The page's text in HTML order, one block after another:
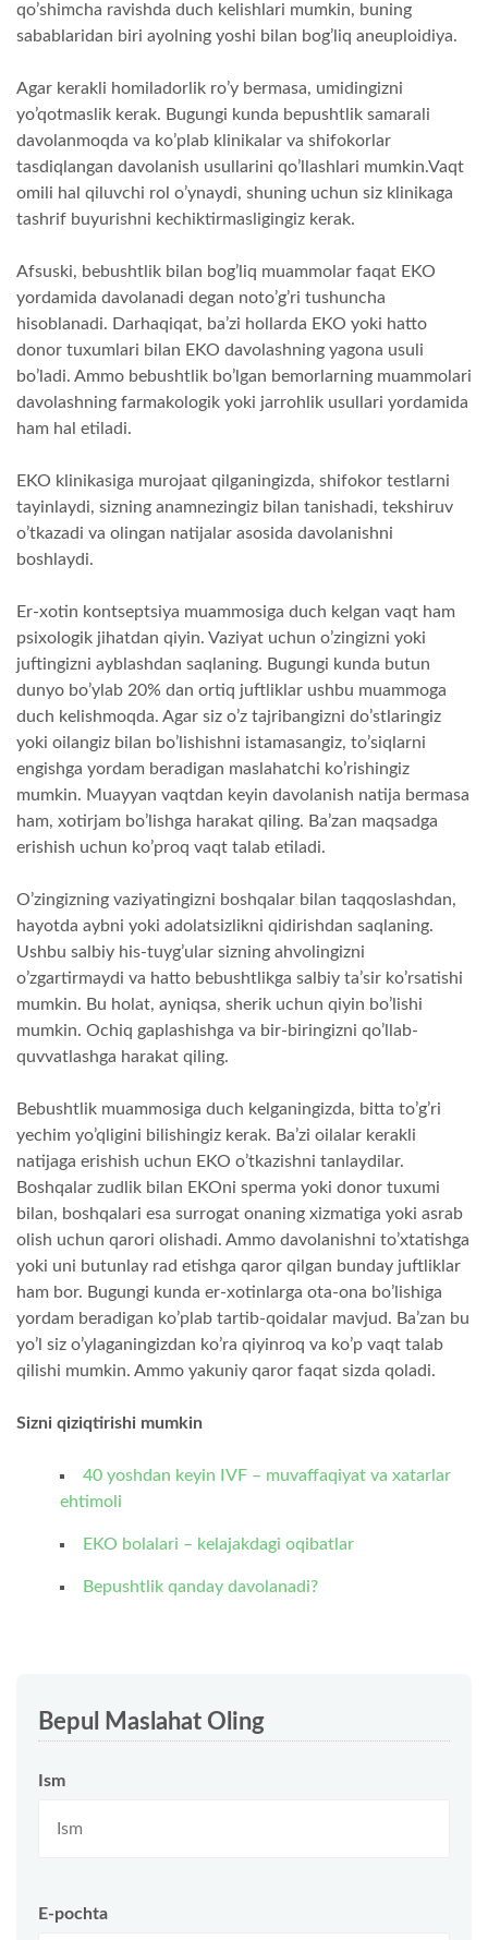
qo’shimcha ravishda duch kelishlari mumkin, buning
sabablaridan biri ayolning yoshi bilan bog’liq aneuploidiya.
Agar kerakli homiladorlik ro’y bermasa, umidingizni
yo’qotmaslik kerak. Bugungi kunda bepushtlik samarali
davolanmoqda va ko’plab klinikalar va shifokorlar
tasdiqlangan davolanish usullarini qo’llashlari mumkin.Vaqt
omili hal qiluvchi rol o’ynaydi, shuning uchun siz klinikaga
tashrif buyurishni kechiktirmasligingiz kerak.
Afsuski, bebushtlik bilan bog’liq muammolar faqat EKO
yordamida davolanadi degan noto’g’ri tushuncha
hisoblanadi. Darhaqiqat, ba’zi hollarda EKO yoki hatto
donor tuxumlari bilan EKO davolashning yagona usuli
bo’ladi. Ammo bebushtlik bo’lgan bemorlarning muammolari
davolashning farmakologik yoki jarrohlik usullari yordamida
ham hal etiladi.
EKO klinikasiga murojaat qilganingizda, shifokor testlarni
tayinlaydi, sizning anamnezingiz bilan tanishadi, tekshiruv
o’tkazadi va olingan natijalar asosida davolanishni
boshlaydi.
Er-xotin kontseptsiya muammosiga duch kelgan vaqt ham
psixologik jihatdan qiyin. Vaziyat uchun o’zingizni yoki
juftingizni ayblashdan saqlaning. Bugungi kunda butun
dunyo bo’ylab 20% dan ortiq juftliklar ushbu muammoga
duch kelishmoqda. Agar siz o’z tajribangizni do’stlaringiz
yoki oilangiz bilan bo’lishishni istamasangiz, to’siqlarni
engishga yordam beradigan maslahatchi ko’rishingiz
mumkin. Muayyan vaqtdan keyin davolanish natija bermasa
ham, xotirjam bo’lishga harakat qiling. Ba’zan maqsadga
erishish uchun ko’proq vaqt talab etiladi.
O’zingizning vaziyatingizni boshqalar bilan taqqoslashdan,
hayotda aybni yoki adolatsizlikni qidirishdan saqlaning.
Ushbu salbiy his-tuyg’ular sizning ahvolingizni
o’zgartirmaydi va hatto bebushtlikga salbiy ta’sir ko’rsatishi
mumkin. Bu holat, ayniqsa, sherik uchun qiyin bo’lishi
mumkin. Ochiq gaplashishga va bir-biringizni qo’llab-
quvvatlashga harakat qiling.
Bebushtlik muammosiga duch kelganingizda, bitta to’g’ri
yechim yo’qligini bilishingiz kerak. Ba’zi oilalar kerakli
natijaga erishish uchun EKO o’tkazishni tanlaydilar.
Boshqalar zudlik bilan EKOni sperma yoki donor tuxumi
bilan, boshqalari esa surrogat onaning xizmatiga yoki asrab
olish uchun qarori olishadi. Ammo davolanishni to’xtatishga
yoki uni butunlay rad etishga qaror qilgan bunday juftliklar
ham bor. Bugungi kunda er-xotinlarga ota-ona bo’lishiga
yordam beradigan ko’plab tartib-qoidalar mavjud. Ba’zan bu
yo’l siz o’ylaganingizdan ko’ra qiyinroq va ko’p vaqt talab
qilishi mumkin. Ammo yakuniy qaror faqat sizda qoladi.
Sizni qiziqtirishi mumkin
40 yoshdan keyin IVF – muvaffaqiyat va xatarlar
ehtimoli
EKO bolalari – kelajakdagi oqibatlar
Bepushtlik qanday davolanadi?
Bepul Maslahat Oling
Ism
E-pochta